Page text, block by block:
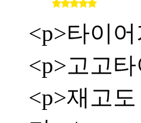
<p>타이
<p>고고
<p>재고